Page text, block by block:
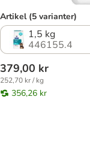
Artikel (5 varianter)
1,5 kg
446155.4
379,00 kr
252,70 kr / kg
356,26 kr